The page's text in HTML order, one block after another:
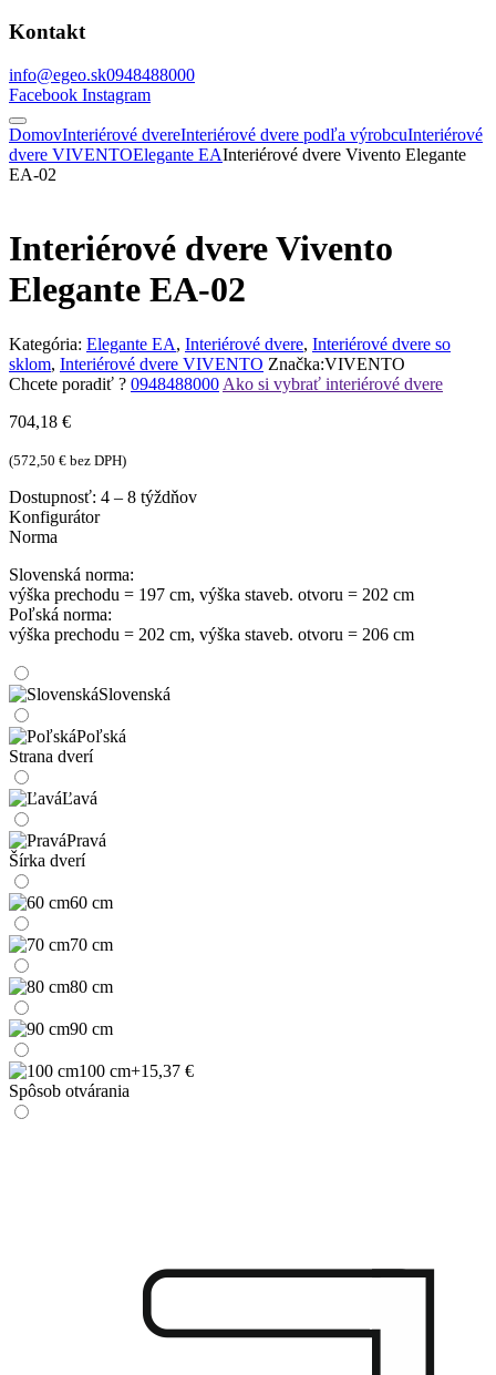
Kontakt
info@egeo.sk0948488000
Facebook Instagram
DomovInteriérové dvereInteriérové dvere podľa výrobcuInteriérové
dvere VIVENTOElegante EAInteriérové dvere Vivento Elegante
EA-02
Interiérové dvere Vivento
Elegante EA-02
Kategória: Elegante EA, Interiérové dvere, Interiérové dvere so
sklom, Interiérové dvere VIVENTO Značka:VIVENTO
Chcete poradiť ? 0948488000 Ako si vybrať interiérové dvere
704,18 €
(572,50 € bez DPH)
Dostupnosť: 4 – 8 týždňov
Konfigurátor
Norma
Slovenská norma:
výška prechodu = 197 cm, výška staveb. otvoru = 202 cm
Poľská norma:
výška prechodu = 202 cm, výška staveb. otvoru = 206 cm
Slovenská
Poľská
Strana dverí
Ľavá
Pravá
Šírka dverí
60 cm
70 cm
80 cm
90 cm
100 cm+15,37 €
Spôsob otvárania